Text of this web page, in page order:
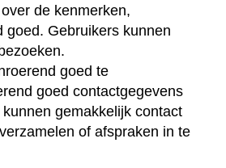
de kenmerken,
goed. Gebruikers kunnen
goed te
goed contactgegevens
gemakkelijk contact
of afspraken in te